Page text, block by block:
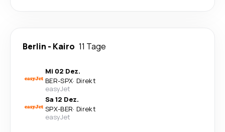
Berlin - Kairo 11 Tage
Mi 02 Dez.
BER-SPX· Direkt
easyJet
Sa 12 Dez.
SPX-BER· Direkt
easyJet